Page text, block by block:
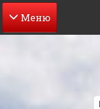
Перейти